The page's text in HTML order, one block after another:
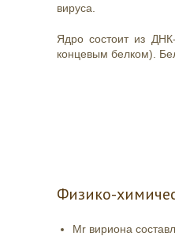
вируса.
Ядро состоит из
концевым белком).
Физико-
Mr вириона